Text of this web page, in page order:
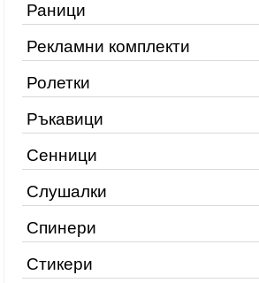
Раници
Рекламни комплекти
Ролетки
Ръкавици
Сенници
Слушалки
Спинери
Стикери